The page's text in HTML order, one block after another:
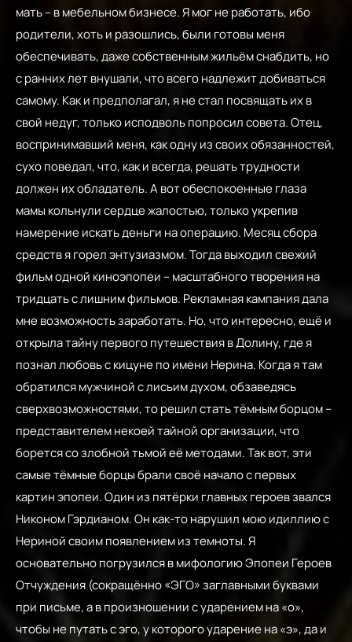
мать – в мебельном бизнесе. Я мог не работать, ибо
родители, хоть и разошлись, были готовы меня
обеспечивать, даже собственным жильём снабдить, но
с ранних лет внушали, что всего надлежит добиваться
самому. Как и предполагал, я не стал посвящать их в
свой недуг, только исподволь попросил совета. Отец,
воспринимавший меня, как одну из своих обязанностей,
сухо поведал, что, как и всегда, решать трудности
должен их обладатель. А вот обеспокоенные глаза
мамы кольнули сердце жалостью, только укрепив
намерение искать деньги на операцию. Месяц сбора
средств я горел энтузиазмом. Тогда выходил свежий
фильм одной киноэпопеи – масштабного творения на
тридцать с лишним фильмов. Рекламная кампания дала
мне возможность заработать. Но, что интересно, ещё и
открыла тайну первого путешествия в Долину, где я
познал любовь с кицуне по имени Нерина. Когда я там
обратился мужчиной с лисьим духом, обзаведясь
сверхвозможностями, то решил стать тёмным борцом –
представителем некоей тайной организации, что
борется со злобной тьмой её методами. Так вот, эти
самые тёмные борцы брали своё начало с первых
картин эпопеи. Один из пятёрки главных героев звался
Никоном Гэрдианом. Он как-то нарушил мою идиллию с
Нериной своим появлением из темноты. Я
основательно погрузился в мифологию Эпопеи Героев
Отчуждения (сокращённо «ЭГО» заглавными буквами
при письме, а в произношении с ударением на «о»,
чтобы не путать с эго, у которого ударение на «э», да и